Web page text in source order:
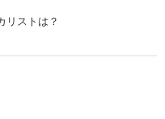
リストは？